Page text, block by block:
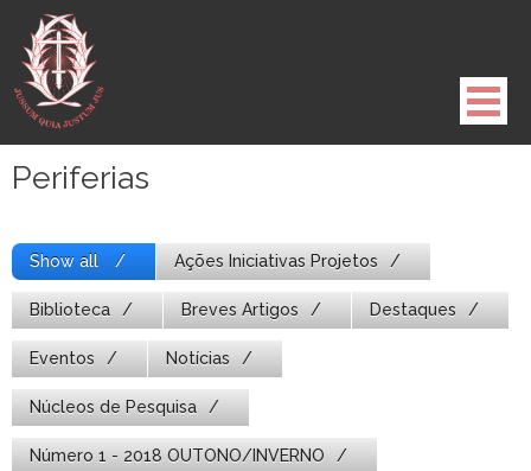
para
conteúdo
Periferias
Show all Ações Iniciativas Projetos
Biblioteca Breves Artigos Destaques
Eventos Notícias
Núcleos de Pesquisa
Número 1 - 2018 OUTONO/INVERNO